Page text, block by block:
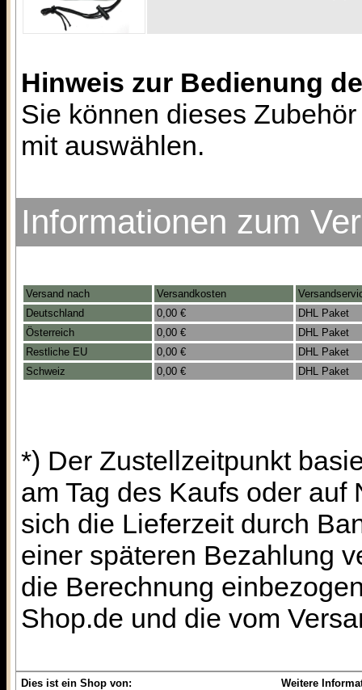
Hinweis zur Bedienung
Sie können dieses
mit auswählen.
Informationen zum
Versand nach Versandkosten
Deutschland
0,00 €
DHL Paket
Österreich
0,00 €
DHL Paket
Restliche EU
0,00 €
DHL Paket
Schweiz
0,00 € DHL Paket
*) Der Zustellzeitpunkt
am Tag des Kaufs oder
sich die Lieferzeit durch
einer späteren Bezahlung
die Berechnung
Shop.de und die vom
Dies ist ein Shop von:
Weitere